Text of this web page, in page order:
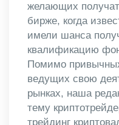
желающих
бирже, когда
имели шанса
квалификацию
Помимо
ведущих свою
рынках, наша
тему
трейдинг